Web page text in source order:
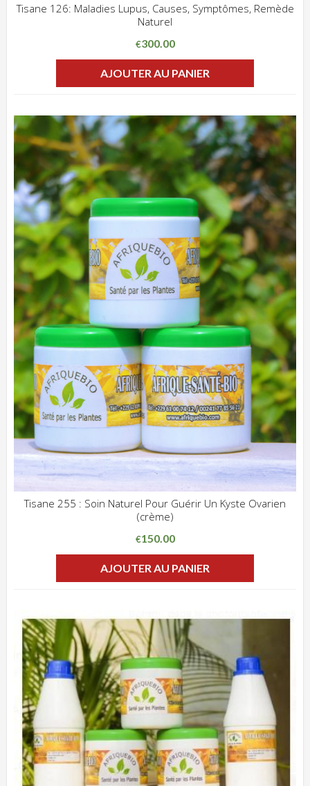
Tisane 126: Maladies Lupus, Causes, Symptômes, Remède
Naturel
€300.00
AJOUTER AU PANIER
Tisane 255 : Soin Naturel Pour Guérir Un Kyste Ovarien
(crème)
€150.00
AJOUTER AU PANIER